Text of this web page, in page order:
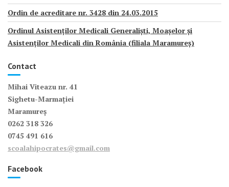
Ordin de acreditare nr. 3428 din 24.03.2015
Ordinul Asistenților Medicali Generaliști, Moașelor și
Asistenților Medicali din România (filiala Maramureș)
Contact
Mihai Viteazu nr. 41
Sighetu-Marmației
Maramureș
0262 318 326
0745 491 616
scoalahipocrates@gmail.com
Facebook